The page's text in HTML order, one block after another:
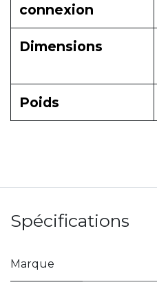
connexion
Dimensions
Poids
Spécifications
Marque